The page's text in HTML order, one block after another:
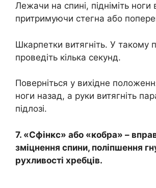
Лежачи на спині, підніміть ноги
притримуючи стегна або
Шкарпетки витягніть. У такому
проведіть кілька секунд.
Поверніться у вихідне
ноги назад, а руки витягніть
підлозі.
7. «Сфінкс» або «кобра» –
зміцнення спини, поліпшення
рухливості хребців.